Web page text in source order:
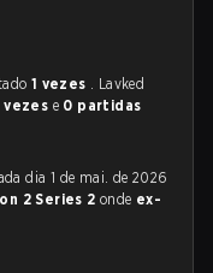
1 vezes . Lavked
vezes e 0 partidas
dia 1 de mai. de 2026
2 Series 2onde ex-